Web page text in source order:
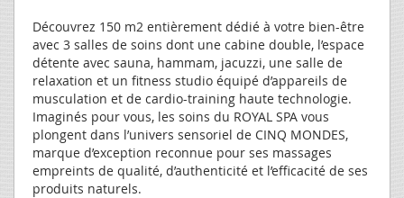
Découvrez 150 m2 entièrement dédié à votre bien-être
avec 3 salles de soins dont une cabine double, l’espace
détente avec sauna, hammam, jacuzzi, une salle de
relaxation et un fitness studio équipé d’appareils de
musculation et de cardio-training haute technologie.
Imaginés pour vous, les soins du ROYAL SPA vous
plongent dans l’univers sensoriel de CINQ MONDES,
marque d’exception reconnue pour ses massages
empreints de qualité, d’authenticité et l’efficacité de ses
produits naturels.